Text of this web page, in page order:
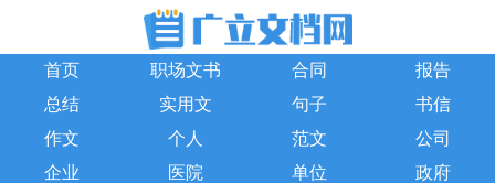
首页 职场文书 合同
报告
总结
实用文 句子
书信
作文
个人 范文
公司
企业
医院 单位
政府